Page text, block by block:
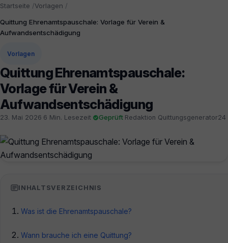
Startseite
Vorlagen
Quittung Ehrenamtspauschale: Vorlage für Verein &
Aufwandsentschädigung
Vorlagen
Quittung Ehrenamtspauschale:
Vorlage für Verein &
Aufwandsentschädigung
23. Mai 2026 6 Min. Lesezeit Geprüft Redaktion Quittungsgenerator24
INHALTSVERZEICHNIS
Was ist die Ehrenamtspauschale?
Wann brauche ich eine Quittung?